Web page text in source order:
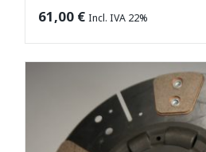
61,00 € Incl. IVA 22%